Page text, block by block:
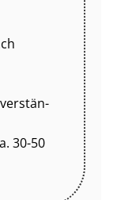
30-50